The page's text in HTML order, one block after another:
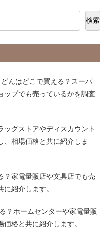
検索
んはどこで買える？スーパ
ップでも売っているかを調査
ッグストアやディスカウント
、相場価格と共に紹介しま
？家電量販店や文具店でも売
紹介します。
？ホームセンターや家電量販
格と共に紹介します。